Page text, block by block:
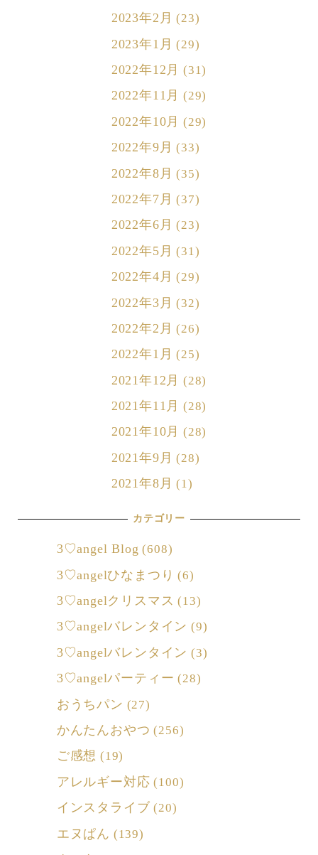
2023年2月 (23)
2023年1月 (29)
2022年12月 (31)
2022年11月 (29)
2022年10月 (29)
2022年9月 (33)
2022年8月 (35)
2022年7月 (37)
2022年6月 (23)
2022年5月 (31)
2022年4月 (29)
2022年3月 (32)
2022年2月 (26)
2022年1月 (25)
2021年12月 (28)
2021年11月 (28)
2021年10月 (28)
2021年9月 (28)
2021年8月 (1)
カテゴリー
3♡angel Blog (608)
3♡angelひなまつり (6)
3♡angelクリスマス (13)
3♡angelバレンタイン (9)
3♡angelバレンタイン (3)
3♡angelパーティー (28)
おうちパン (27)
かんたんおやつ (256)
ご感想 (19)
アレルギー対応 (100)
インスタライブ (20)
エヌぱん (139)